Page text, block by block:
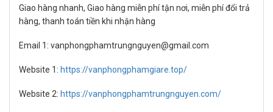
Giao hàng nhanh, Giao hàng miễn phí tận nơi, miễn phí đổi trả
hàng, thanh toán tiền khi nhận hàng
Email 1: vanphongphamtrungnguyen@gmail.com
Website 1: https://vanphongphamgiare.top/
Website 2: https://vanphongphamtrungnguyen.com/